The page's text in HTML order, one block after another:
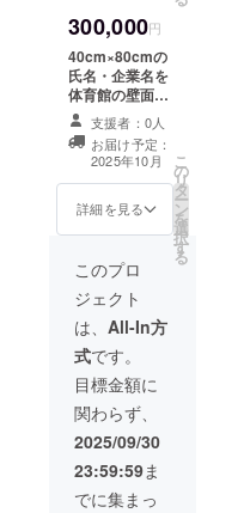
300,000円
40cm×80cmの
氏名・企業名を
体育館の壁面に
掲載 【掲載期
間】令和７年８
月１日から５年
間 【注意事項】
支援時、必ず備
考欄に掲載を希
い
支援者：0人
お届け予定：
2025年10月
詳細を見る
こ
の
リ
タ
ー
ン
を
選
択
す
る
このプロ
ジェクト
は、 All-In方
式です。
目標金額に
関わらず、
2025/09/30
23:59:59ま
でに集まっ